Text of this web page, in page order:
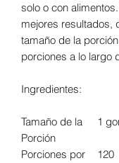
solo o con
mejores resultados,
tamaño de la
porciones a lo largo
Ingredientes:
Tamaño de la
Porción
1
Porciones por
120